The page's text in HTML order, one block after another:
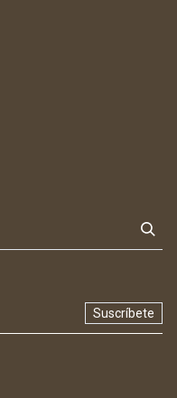
Suscríbete